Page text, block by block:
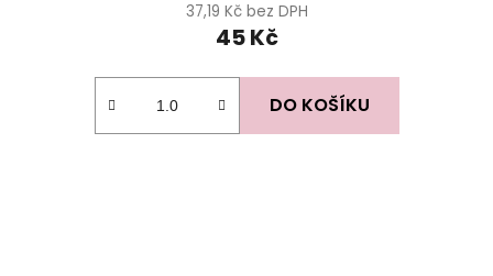
37,19 Kč bez DPH
45 Kč
DO KOŠÍKU